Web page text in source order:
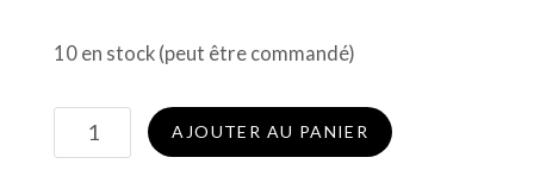
10 en stock (peut être commandé)
quantité
de
AJOUTER AU PANIER